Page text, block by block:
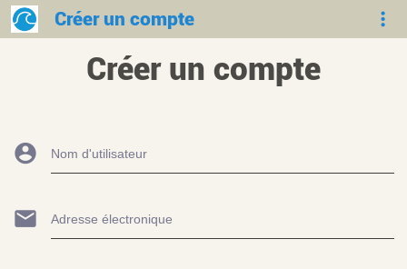
Créer un compte
Créer un compte
Nom d'utilisateur
Adresse électronique